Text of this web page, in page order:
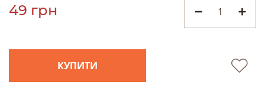
49 грн
КУПИТИ